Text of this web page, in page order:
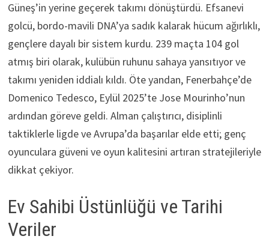
Güneş’in yerine geçerek takımı dönüştürdü. Efsanevi
golcü, bordo-mavili DNA’ya sadık kalarak hücum ağırlıklı,
gençlere dayalı bir sistem kurdu. 239 maçta 104 gol
atmış biri olarak, kulübün ruhunu sahaya yansıtıyor ve
takımı yeniden iddialı kıldı. Öte yandan, Fenerbahçe’de
Domenico Tedesco, Eylül 2025’te Jose Mourinho’nun
ardından göreve geldi. Alman çalıştırıcı, disiplinli
taktiklerle ligde ve Avrupa’da başarılar elde etti; genç
oyunculara güveni ve oyun kalitesini artıran stratejileriyle
dikkat çekiyor.
Ev Sahibi Üstünlüğü ve Tarihi
Veriler